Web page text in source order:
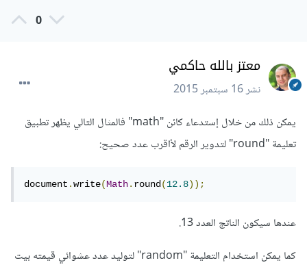
0
معتز بالله حاكمي
نشر16 سبتمبر 2015
يمكن ذلك من خلال إستدعاء كائن "math" فالمثال التالي يظهر تطبيق
تعليمة "round" لتدوير الرقم لأاقرب عدد صحيح:
document.write(Math.round(12.8));
عندها سيكون الناتج العدد 13.
كما يمكن استخدام التعليمة "random" لتوليد عدد عشوائي قيمته بيت